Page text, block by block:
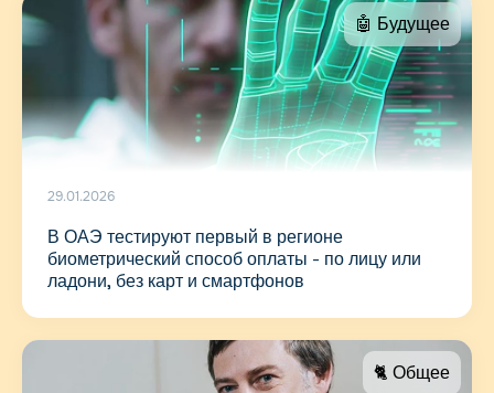
🤖 Будущее
29.01.2026
В ОАЭ тестируют первый в регионе
биометрический способ оплаты - по лицу или
ладони, без карт и смартфонов
🐈 Общее